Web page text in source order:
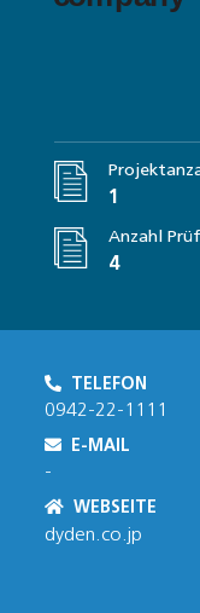
1
Anzahl
4
TELEFON
0942-22-1111
E-MAIL
-
WEBSEITE
dyden.co.jp